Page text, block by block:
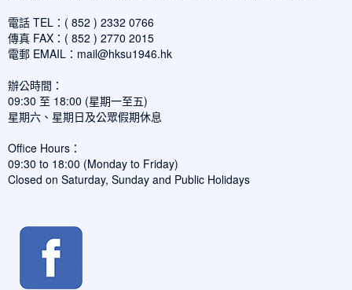
電話 TEL：( 852 ) 2332 0766
傳真 FAX：( 852 ) 2770 2015
電郵 EMAIL： mail@hksu1946.hk
辦公時間：
09:30 至 18:00 (星期一至五)
星期六、星期日及公眾假期休息
Office Hours：
09:30 to 18:00 (Monday to Friday)
Closed on Saturday, Sunday and Public Holidays